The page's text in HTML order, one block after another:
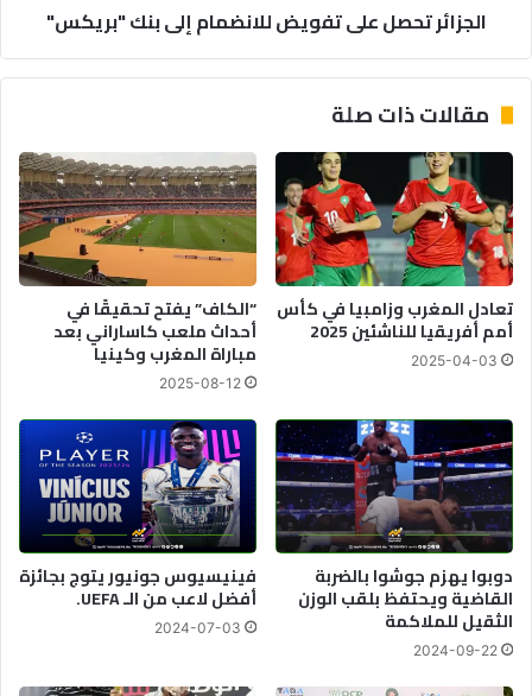
الجزائر تحصل على تفويض للانضمام إلى بنك "بريكس"
مقالات ذات صلة
تعادل المغرب وزامبيا في كأس
أمم أفريقيا للناشئين 2025
2025-04-03
“الكاف” يفتح تحقيقًا في
أحداث ملعب كاساراني بعد
مباراة المغرب وكينيا
2025-08-12
دوبوا يهزم جوشوا بالضربة
القاضية ويحتفظ بلقب الوزن
الثقيل للملاكمة
2024-09-22
فينيسيوس جونيور يتوج بجائزة
أفضل لاعب من الـ UEFA.
2024-07-03